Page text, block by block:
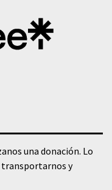
una donación. Lo
transportarnos y